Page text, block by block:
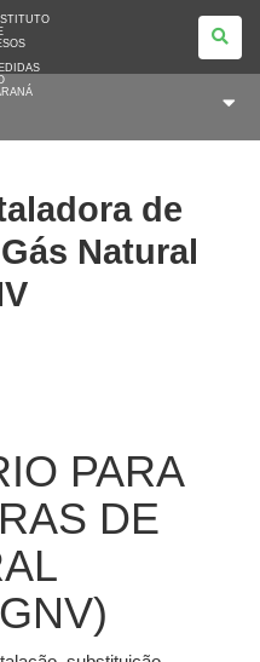
de
Natural
PARA
DE